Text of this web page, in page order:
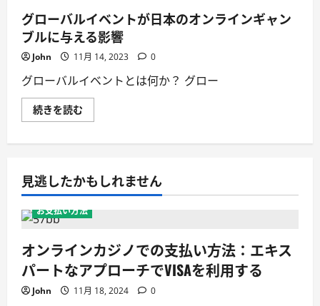
グローバルイベントが日本のオンラインギャン
ブルに与える影響
John 11月 14, 2023 0
グローバルイベントとは何か？ グロー
続きを読む
ロ
ン
ト
が
日
本
ン
ラ
イ
ン
ギ
ャ
見逃したかもしれません
お支払い方法
オンラインカジノでの支払い方法：エキス
パートなアプローチでVISAを利用する
John 11月 18, 2024
0